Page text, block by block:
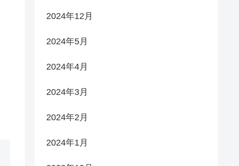
2024年12月
2024年5月
2024年4月
2024年3月
2024年2月
2024年1月